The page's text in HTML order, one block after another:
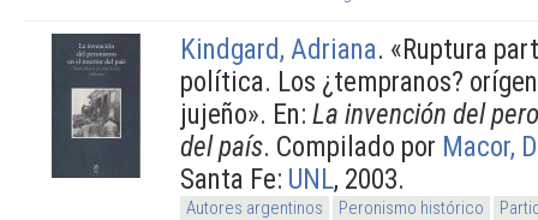
Kindgard, Adriana. «Ruptura
política. Los ¿tempranos?
jujeño». En: La invención del
del país. Compilado por Macor,
Santa Fe: UNL, 2003.
Autores argentinos Peronismo histórico